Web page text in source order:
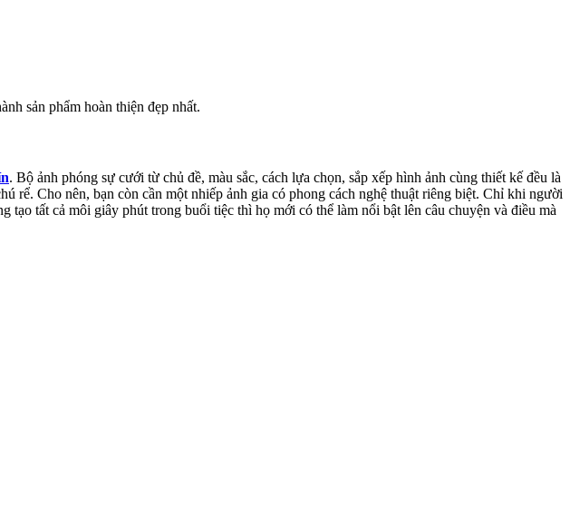
sản phẩm hoàn thiện đẹp nhất.
. Bộ ảnh phóng sự cưới từ chủ đề, màu sắc, cách lựa chọn, sắp xếp hình ảnh cùng thiết kế đều là
rể. Cho nên, bạn còn cần một nhiếp ảnh gia có phong cách nghệ thuật riêng biệt. Chỉ khi người
tạo tất cả môi giây phút trong buổi tiệc thì họ mới có thể làm nổi bật lên câu chuyện và điều mà